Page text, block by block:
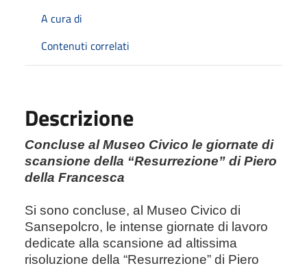
A cura di
Contenuti correlati
Descrizione
Concluse al Museo Civico le giornate di
scansione della “Resurrezione” di Piero
della Francesca
Si sono concluse, al Museo Civico di
Sansepolcro, le intense giornate di lavoro
dedicate alla scansione ad altissima
risoluzione della “Resurrezione” di Piero